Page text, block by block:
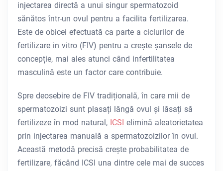
injectarea directă a unui singur spermatozoid
sănătos într-un ovul pentru a facilita fertilizarea.
Este de obicei efectuată ca parte a ciclurilor de
fertilizare in vitro (FIV) pentru a crește șansele de
concepție, mai ales atunci când infertilitatea
masculină este un factor care contribuie.
Spre deosebire de FIV tradițională, în care mii de
spermatozoizi sunt plasați lângă ovul și lăsați să
fertilizeze în mod natural, ICSI elimină aleatorietatea
prin injectarea manuală a spermatozoizilor în ovul.
Această metodă precisă crește probabilitatea de
fertilizare, făcând ICSI una dintre cele mai de succes